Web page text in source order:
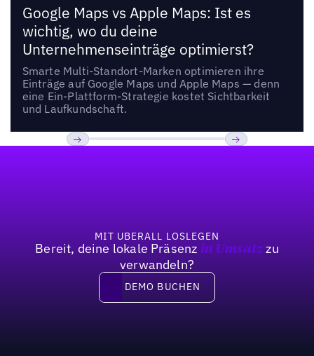
Google Maps vs Apple Maps: Ist es
wichtig, wo du deine
Unternehmenseinträge optimierst?
Smarte Multi-Standort-Marken optimieren ihre
Einträge auf Google Maps und Apple Maps — denn
eine Ein-Plattform-Strategie kostet Sichtbarkeit
und Laufkundschaft.
MIT UBERALL LOSLEGEN
Bereit, deine lokale Präsenz in Umsatzzu
verwandeln?
DEMO BUCHEN
DEMO BUCHEN